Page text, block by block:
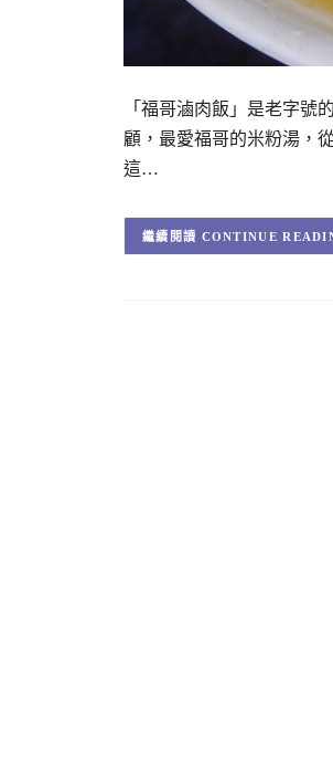
「福哥滷肉飯」是老字號
顧，最愛福哥的米粉湯，
這…
CONTINUE